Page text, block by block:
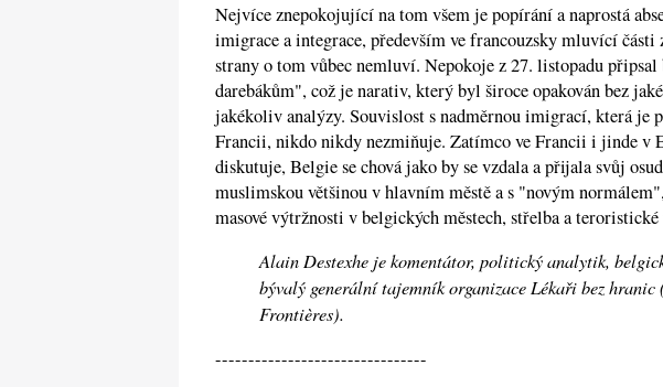
Nejvíce znepokojující na tom všem je popírání a naprostá
imigrace a integrace, především ve francouzsky mluvící
strany o tom vůbec nemluví. Nepokoje z 27. listopadu
darebákům", což je narativ, který byl široce opakován bez
jakékoliv analýzy. Souvislost s nadměrnou imigrací, která je
Francii, nikdo nikdy nezmiňuje. Zatímco ve Francii i jinde v
diskutuje, Belgie se chová jako by se vzdala a přijala svůj
muslimskou většinou v hlavním městě a s "novým
masové výtržnosti v belgických městech, střelba a
Alain Destexhe je komentátor, politický analytik,
bývalý generální tajemník organizace Lékaři bez hranic
Frontières).
--------------------------------